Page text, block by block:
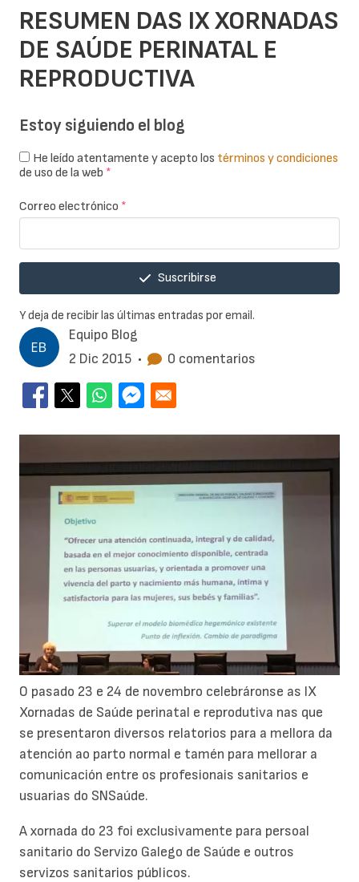
Equipo Blog
2 Dic 2015 • 0 comentarios
RESUMEN DAS IX XORNADAS
DE SAÚDE PERINATAL E
REPRODUCTIVA
O pasado 23 e 24 de novembro celebráronse as IX
Xornadas de Saúde perinatal e reprodutiva nas que
se presentaron diversos relatorios para a mellora da
atención ao parto normal e tamén para mellorar a
comunicación entre os profesionais sanitarios e
usuarias do SNSaúde.
A xornada do 23 foi exclusivamente para persoal
sanitario do Servizo Galego de Saúde e outros
servizos sanitarios públicos.
Estoy siguiendo el blog
He leído atentamente y acepto los términos y condiciones
de uso de la web *
Correo electrónico *
Suscribirse
Y deja de recibir las últimas entradas por email.